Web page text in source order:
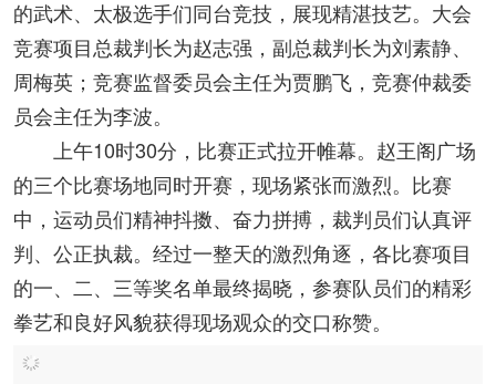
等竞赛项目，以及太极推手展演节目，来自全市各地
的武术、太极选手们同台竞技，展现精湛技艺。大会
竞赛项目总裁判长为赵志强，副总裁判长为刘素静、
周梅英；竞赛监督委员会主任为贾鹏飞，竞赛仲裁委
员会主任为李波。
上午10时30分，比赛正式拉开帷幕。赵王阁广场
的三个比赛场地同时开赛，现场紧张而激烈。比赛
中，运动员们精神抖擞、奋力拼搏，裁判员们认真评
判、公正执裁。经过一整天的激烈角逐，各比赛项目
的一、二、三等奖名单最终揭晓，参赛队员们的精彩
拳艺和良好风貌获得现场观众的交口称赞。